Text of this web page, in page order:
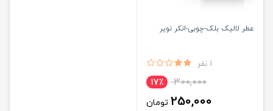
عطر لالیک بلک-چوبی-انکر نویر
1 نفر
300,000 17٪
250,000 تومان